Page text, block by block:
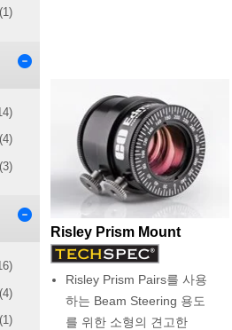
(1)
(4)
(3)
(4)
(1)
Risley Prism Mount
Risley Prism Pairs를 사용
하는 Beam Steering 용도
를 위한 소형의 견고한